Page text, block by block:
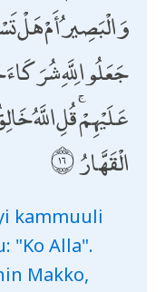
وَالْبَصِيرُ أَمْ هَلْ
جَعَلُوا لِلَّهِ
عَلَيْهِمْ ۚ قُلِ اللَّهُ
الْقَهَّارُ
kammuuli
"Ko Alla".
Makko,